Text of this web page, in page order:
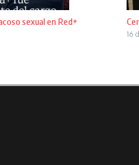
sexual en Red+
16